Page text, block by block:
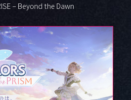
– Beyond the Dawn